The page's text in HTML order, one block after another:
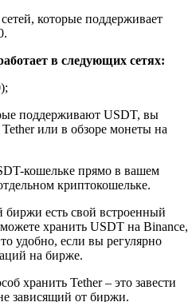
которые поддерживает
в следующих сетях:
поддерживают USDT, вы
или в обзоре монеты на
кошельке прямо в вашем
криптокошельке.
есть свой встроенный
хранить USDT на Binance,
удобно, если вы регулярно
на бирже.
хранить Tether – это завести
зависящий от биржи.